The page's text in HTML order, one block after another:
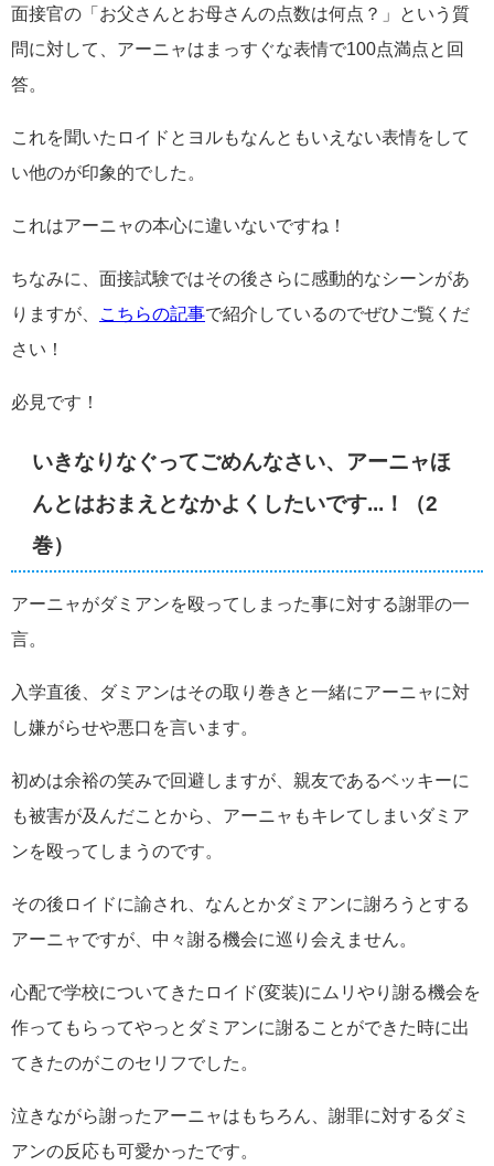
面接官の「お父さんとお母さんの点数は何点？」という質
問に対して、アーニャはまっすぐな表情で100点満点と回
答。
これを聞いたロイドとヨルもなんともいえない表情をして
い他のが印象的でした。
これはアーニャの本心に違いないですね！
ちなみに、面接試験ではその後さらに感動的なシーンがあ
りますが、
こちらの記事で紹介しているのでぜひご覧くだ
さい！
必見です！
いきなりなぐってごめんなさい、アーニャほ
んとはおまえとなかよくしたいです...！（2
巻）
アーニャがダミアンを殴ってしまった事に対する謝罪の一
言。
入学直後、ダミアンはその取り巻きと一緒にアーニャに対
し嫌がらせや悪口を言います。
初めは余裕の笑みで回避しますが、親友であるベッキーに
も被害が及んだことから、アーニャもキレてしまいダミア
ンを殴ってしまうのです。
その後ロイドに諭され、なんとかダミアンに謝ろうとする
アーニャですが、中々謝る機会に巡り会えません。
心配で学校についてきたロイド(変装)にムリやり謝る機会を
作ってもらってやっとダミアンに謝ることができた時に出
てきたのがこのセリフでした。
泣きながら謝ったアーニャはもちろん、謝罪に対するダミ
アンの反応も可愛かったです。